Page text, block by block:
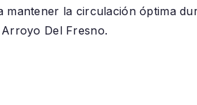
mantener la circulación óptima
Del Fresno.